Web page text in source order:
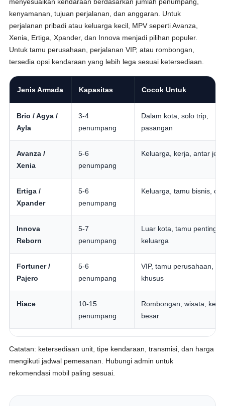
kenyamanan, tujuan perjalanan, dan anggaran. Untuk
perjalanan pribadi atau keluarga kecil, MPV seperti Avanza,
Xenia, Ertiga, Xpander, dan Innova menjadi pilihan populer.
Untuk tamu perusahaan, perjalanan VIP, atau rombongan,
tersedia opsi kendaraan yang lebih lega sesuai ketersediaan.
Jenis Armada Kapasitas Cocok Untuk
Brio / Agya /
Ayla
3-4
penumpang
Dalam kota, solo trip,
pasangan
Avanza /
Xenia
5-6
penumpang
Keluarga, kerja, antar
Ertiga /
Xpander
5-6
penumpang
Keluarga, tamu bisnis,
Innova
Reborn
5-7
penumpang
Luar kota, tamu penting,
keluarga
Fortuner /
Pajero
5-6
penumpang
VIP, tamu perusahaan,
khusus
Hiace
10-15
penumpang
Rombongan, wisata,
besar
Catatan: ketersediaan unit, tipe kendaraan, transmisi, dan harga
mengikuti jadwal pemesanan. Hubungi admin untuk
rekomendasi mobil paling sesuai.